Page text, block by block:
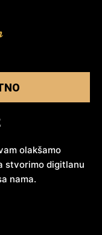
olakšamo
stvorimo digitlanu
nama.